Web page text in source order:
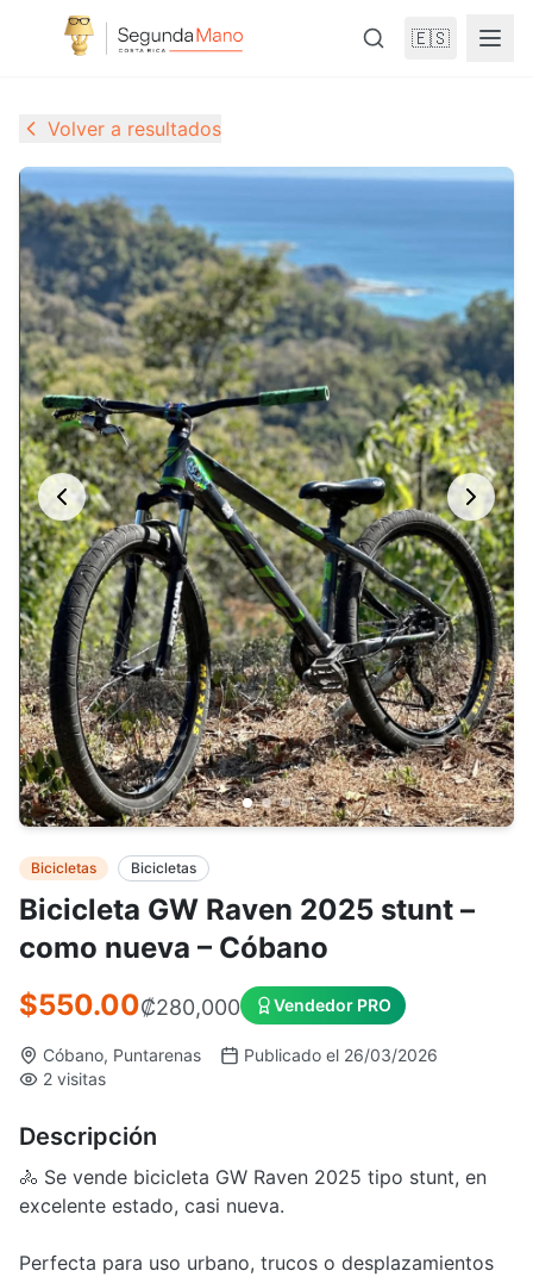
🇪🇸
Volver a resultados
Bicicleta GW Raven 2025 stunt –
como nueva – Cóbano
Bicicletas Bicicletas
$550.00₡280,000 Vendedor PRO
Cóbano, Puntarenas
Publicado el 26/03/2026
2 visitas
Descripción
🚴 Se vende bicicleta GW Raven 2025 tipo stunt, en
excelente estado, casi nueva.
Perfecta para uso urbano, trucos o desplazamientos